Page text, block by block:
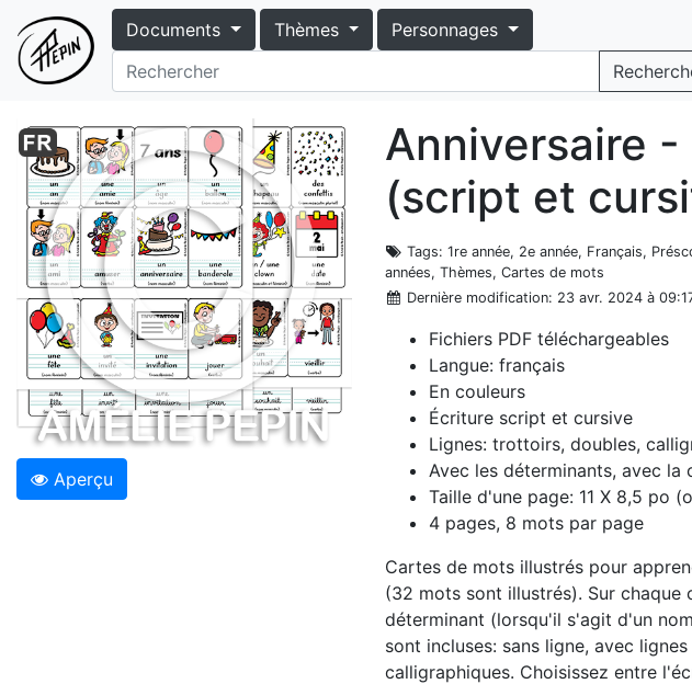
Documents Thèmes
Personnages
Aperçu
Anniversaire
(script et
Tags: 1re année, 2e année, Français,
années, Thèmes, Cartes de mots
Dernière modification: 23 avr. 2024 à
Fichiers PDF téléchargeables
Langue: français
En couleurs
Écriture script et cursive
Lignes: trottoirs, doubles,
Avec les déterminants, avec la
Taille d'une page: 11 X 8,5 po
4 pages, 8 mots par page
Cartes de mots illustrés pour
(32 mots sont illustrés). Sur
déterminant (lorsqu'il s'agit d'un
sont incluses: sans ligne, avec
calligraphiques. Choisissez entre